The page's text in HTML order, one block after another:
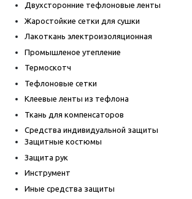
Двухсторонние тефлоновые ленты
Жаростойкие сетки для сушки
Лакоткань электроизоляционная
Промышленое утепление
Термоскотч
Тефлоновые сетки
Клеевые ленты из тефлона
Ткань для компенсаторов
Средства индивидуальной защиты
Защитные костюмы
Защита рук
Инструмент
Иные средства защиты